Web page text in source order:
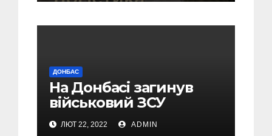
ДОНБАС
На Донбасі загинув
військовий ЗСУ
ЛЮТ 22, 2022 ADMIN